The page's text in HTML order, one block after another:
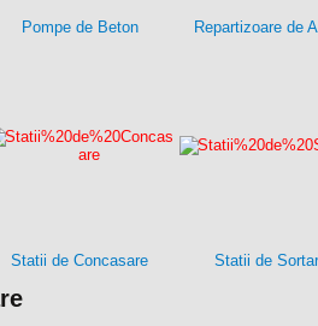
Pompe de Beton Repartizoare de
Statii de Concasare Statii de